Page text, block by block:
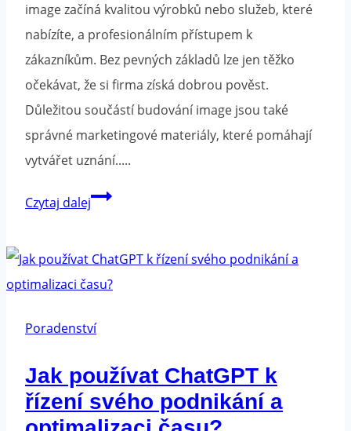
image začíná kvalitou výrobků nebo služeb, které
nabízíte, a profesionálním přístupem k
zákazníkům. Bez pevných základů lze jen těžko
očekávat, že si firma získá dobrou pověst.
Důležitou součástí budování image jsou také
správné marketingové materiály, které pomáhají
vytvářet uznání.....
Czytaj dalejVytváření
to
dobře
Poradenství
Jak používat ChatGPT k
řízení svého podnikání a